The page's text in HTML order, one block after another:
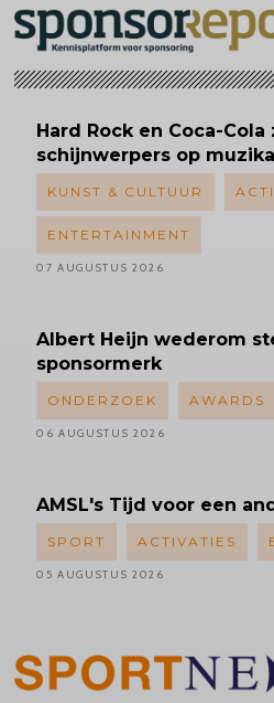
Hard Rock en Coca-
schijnwerpers op
KUNST & CULTUUR
ENTERTAINMENT
07 AUGUSTUS 2026
Albert Heijn wederom
sponsormerk
ONDERZOEK AWARDS
06 AUGUSTUS 2026
AMSL's Tijd voor een
SPORT ACTIVATIES
05 AUGUSTUS 2026